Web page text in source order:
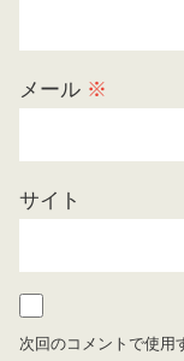
メール ※
サイト
次回のコメントで使用